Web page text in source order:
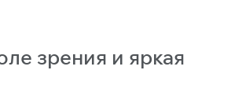
зрения и яркая